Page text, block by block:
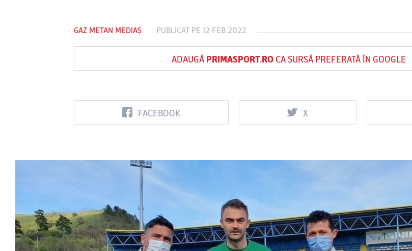
GAZ METAN MEDIAȘ PUBLICAT PE 12 FEB 2022
ADAUGĂ PRIMASPORT.ROCA SURSĂ PREFERATĂ ÎN GOOGLE
FACEBOOK X
FC Botoşani
Vs
Corvinul
Sepsi OSK Sf
Vs
FCSB UTA Arad
0
Vs
Rapid
0